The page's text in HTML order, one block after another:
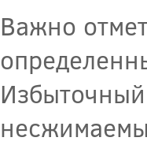
Важно